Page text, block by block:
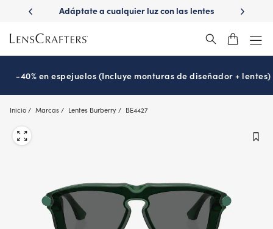
main
content
con
Adáptate a cualquier luz con las lentes
¿Es
-40% en espejuelos (Incluye monturas de diseñador + lentes)
Inicio Marcas Lentes Burberry BE4427